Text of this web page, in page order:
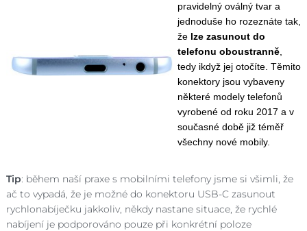
pravidelný oválný tvar a
jednoduše ho rozeznáte tak,
že lze zasunout do
telefonu oboustranně,
tedy ikdyž jej otočíte. Těmito
konektory jsou vybaveny
některé modely telefonů
vyrobené od roku 2017 a v
současné době již téměř
všechny nové mobily.
Tip: během naší praxe s mobilními telefony jsme si všimli, že
ač to vypadá, že je možné do konektoru USB-C zasunout
rychlonabíječku jakkoliv, někdy nastane situace, že rychlé
nabíjení je podporováno pouze při konkrétní poloze